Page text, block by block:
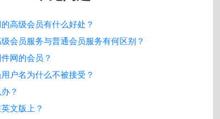
高级会员有什么好处？
会员服务与普通会员服务有何区别？
网的会员？
户名为什么不被接受？
？
文版上？